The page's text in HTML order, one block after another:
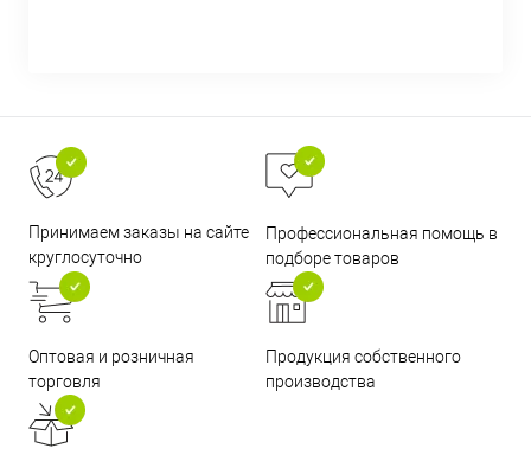
Принимаем заказы на сайте
круглосуточно
Профессиональная помощь в
подборе товаров
Оптовая и розничная
торговля
Продукция собственного
производства